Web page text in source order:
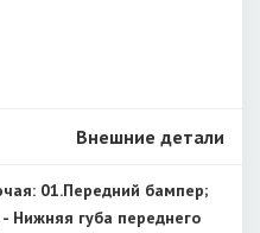
Внешние детали
01.Передний бампер;
Нижняя губа переднего